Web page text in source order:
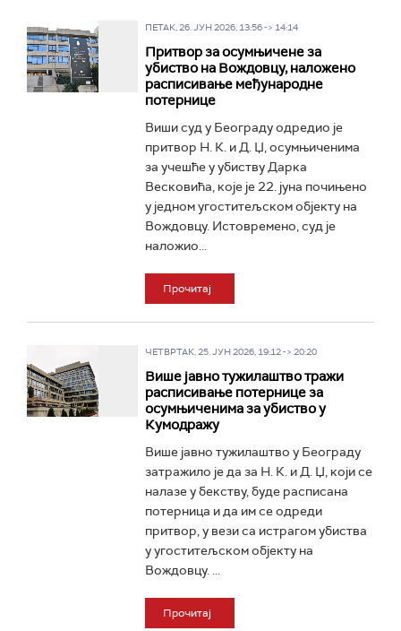
ПЕТАК, 26. ЈУН 2026, 13:56 -> 14:14
Притвор за осумњичене за
убиство на Вождовцу, наложено
расписивање међународне
потернице
Виши суд у Београду одредио је
притвор Н. К. и Д. Џ, осумњиченима
за учешће у убиству Дарка
Весковића, које је 22. јуна почињено
у једном угоститељском објекту на
Вождовцу. Истовремено, суд је
наложио...
Прочитај
ЧЕТВРТАК, 25. ЈУН 2026, 19:12 -> 20:20
Више јавно тужилаштво тражи
расписивање потернице за
осумњиченима за убиство у
Кумодражу
Више јавно тужилаштво у Београду
затражило је да за Н. К. и Д. Џ, који се
налазе у бекству, буде расписана
потерница и да им се одреди
притвор, у вези са истрагом убиства
у угоститељском објекту на
Вождовцу. ...
Прочитај